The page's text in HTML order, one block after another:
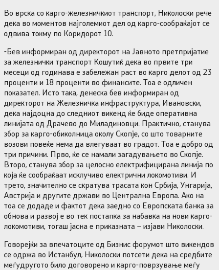
Во врска со карго-железничкиот транспорт, Николоски рече
дека во моментов најголемиот дел од карго-сообраќајот се
одвива токму по Коридорот 10.
-Бев информиран од директорот на Јавното претпријатие
за железнички транспорт Кошутиќ дека во првите три
месеци од годинава е забележан раст во карго делот од 23
проценти и 18 проценти во финансите. Тоа е одличен
показател. Исто така, денеска бев информиран од
директорот на Железничка инфраструктура, Ивановски,
дека најдоцна до следниот викенд ќе биде оперативна
линијата од Драчево до Миладиновци. Практично, станува
збор за карго-обиколница околу Скопје, со што товарните
возови повеќе нема да влегуваат во градот. Тоа е добро од
три причини. Прво, ќе се намали загадувањето во Скопје.
Второ, станува збор за целосно електрифицирана линија по
која ќе сообраќаат исклучиво електрични локомотиви. И
трето, значително се скратува трасата кон Србија, Унгарија,
Австрија и другите држави во Централна Европа. Ако на
тоа се додаде и фактот дека заедно со Европската банка за
обнова и развој е во тек постапка за набавка на нови карго-
локомотиви, тогаш јасна е приказната – изјави Николоски.
Говорејќи за впечатоците од Бизнис форумот што викендов
се одржа во Истанбул, Николоски потсети дека на средбите
меѓудругото било договорено и карго-поврзување меѓу